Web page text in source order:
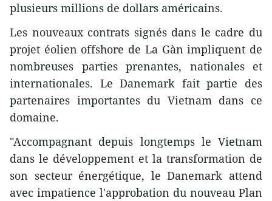
plusieurs millions de dollars américains.
Les nouveaux contrats signés dans le cadre du
projet éolien offshore de La Gàn impliquent de
nombreuses parties prenantes, nationales et
internationales. Le Danemark fait partie des
partenaires importantes du Vietnam dans ce
domaine.
"Accompagnant depuis longtemps le Vietnam
dans le développement et la transformation de
son secteur énergétique, le Danemark attend
avec impatience l'approbation du nouveau Plan